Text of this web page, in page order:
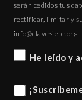
serán cedidos tus
rectificar, limitar y
gro.eteisevalc@ofni
He leído y